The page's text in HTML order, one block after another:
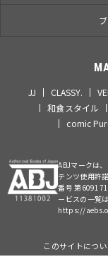
JJ CLASSY.
和食スタイル
comic
ABJマークは
テンツ使用許
番号 第
ービスの一覧
https://
このサイトにつ